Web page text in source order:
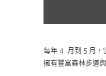
每年 4 月到 5 月，
擁有豐富森林步道